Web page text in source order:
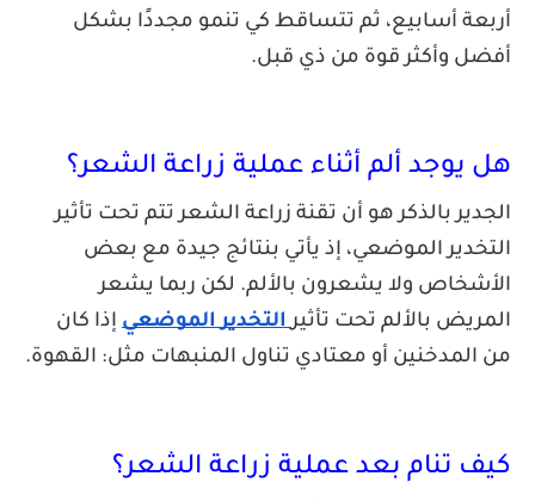
أسابيع، ثم تتساقط كي تنمو مجددًا بشكل
وأكثر قوة من ذي قبل.
ألم أثناء عملية زراعة الشعر؟
بالذكر هو أن تقنة زراعة الشعر تتم تحت تأثير
الموضعي، إذ يأتي بنتائج جيدة مع بعض
ولا يشعرون بالألم. لكن ربما يشعر
بالألم تحت تأثيرالتخدير الموضعيإذا كان
أو معتادي تناول المنبهات مثل: القهوة.
تنام بعد عملية زراعة الشعر؟